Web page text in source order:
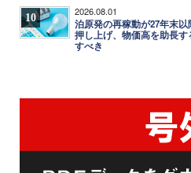
10 2026.08.01
泊原発の再稼動が27年末
押し上げ、物価高を助長
すべき